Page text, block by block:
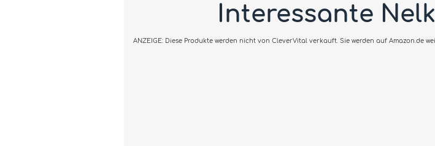
Interessante
ANZEIGE: Diese Produkte werden nicht von CleverVital verkauft. Sie werden auf Amazon.de